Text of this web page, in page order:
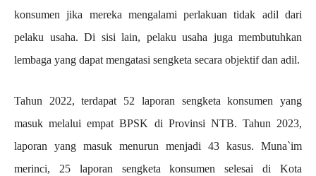
konsumen jika mereka mengalami perlakuan tidak adil dari
pelaku usaha. Di sisi lain, pelaku usaha juga membutuhkan
lembaga yang dapat mengatasi sengketa secara objektif dan adil.
Tahun 2022, terdapat 52 laporan sengketa konsumen yang
masuk melalui empat BPSK di Provinsi NTB. Tahun 2023,
laporan yang masuk menurun menjadi 43 kasus. Muna`im
merinci, 25 laporan sengketa konsumen selesai di Kota